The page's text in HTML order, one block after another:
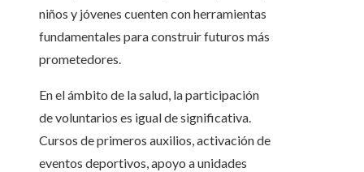
niños y jóvenes cuenten con herramientas
fundamentales para construir futuros más
prometedores.
En el ámbito de la salud, la participación
de voluntarios es igual de significativa.
Cursos de primeros auxilios, activación de
eventos deportivos, apoyo a unidades